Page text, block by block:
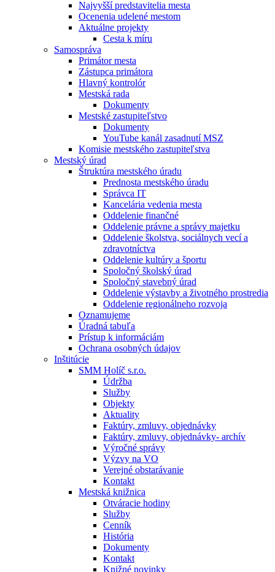
Najvyšší predstavitelia mesta
Ocenenia udelené mestom
Aktuálne projekty
Cesta k míru
Samospráva
Primátor mesta
Zástupca primátora
Hlavný kontrolór
Mestská rada
Dokumenty
Mestské zastupiteľstvo
Dokumenty
YouTube kanál zasadnutí MSZ
Komisie mestského zastupiteľstva
Mestský úrad
Štruktúra mestského úradu
Prednosta mestského úradu
Správca IT
Kancelária vedenia mesta
Oddelenie finančné
Oddelenie právne a správy majetku
Oddelenie školstva, sociálnych vecí a
zdravotníctva
Oddelenie kultúry a športu
Spoločný školský úrad
Spoločný stavebný úrad
Oddelenie výstavby a životného prostredia
Oddelenie regionálneho rozvoja
Oznamujeme
Úradná tabuľa
Prístup k informáciám
Ochrana osobných údajov
Inštitúcie
SMM Holíč s.r.o.
Údržba
Služby
Objekty
Aktuality
Faktúry, zmluvy, objednávky
Faktúry, zmluvy, objednávky- archív
Výročné správy
Výzvy na VO
Verejné obstarávanie
Kontakt
Mestská knižnica
Otváracie hodiny
Služby
Cenník
História
Dokumenty
Kontakt
Knižné novinky